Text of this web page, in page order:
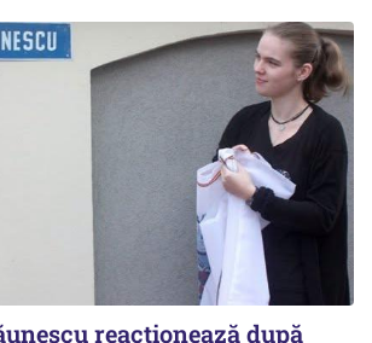
reacționează după